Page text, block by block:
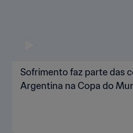
Sofrimento faz parte das
Argentina na Copa do